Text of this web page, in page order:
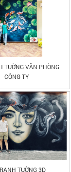
TƯỜNG VĂN PHÒNG
CÔNG TY
TƯỜNG 3D